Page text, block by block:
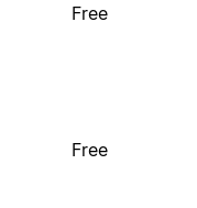
Free
Free